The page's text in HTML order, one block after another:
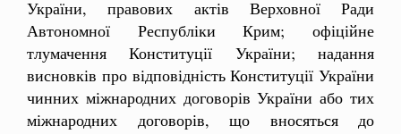
України, правових актів Верховної Ради
Автономної Республіки Крим; офіційне
тлумачення Конституції України; надання
висновків про відповідність Конституції України
чинних міжнародних договорів України або тих
міжнародних договорів, що вносяться до